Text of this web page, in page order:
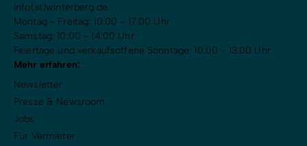
info(at)winterberg.de
Montag - Freitag: 10:00 - 17:00 Uhr
Samstag: 10:00 - 14:00 Uhr
Feiertage und verkaufsoffene Sonntage: 10:00 - 13:00 Uhr
Mehr erfahren:
Newsletter
Presse & Newsroom
Jobs
Für Vermieter